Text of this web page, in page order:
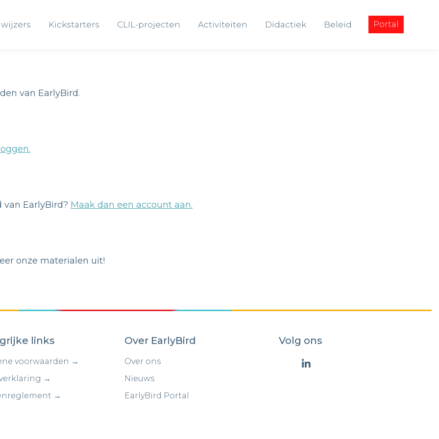
Kickstarters CLIL-projecten Activiteiten Didactiek Beleid Portal
van EarlyBird.
EarlyBird? Maak dan een account aan.
onze materialen uit!
links
voorwaarden →
→
→
Over EarlyBird
Over ons
Nieuws
EarlyBird Portal
Volg ons
Kickstarters CLIL-projecten Activiteiten Didactiek Beleid Portal